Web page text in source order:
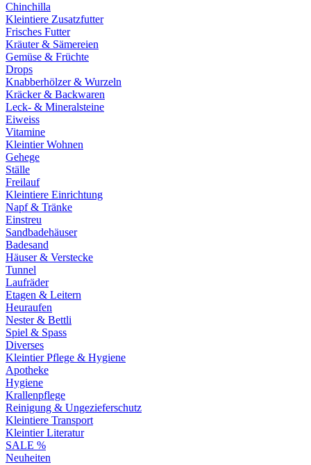
Chinchilla
Kleintiere Zusatzfutter
Frisches Futter
Kräuter & Sämereien
Gemüse & Früchte
Drops
Knabberhölzer & Wurzeln
Kräcker & Backwaren
Leck- & Mineralsteine
Eiweiss
Vitamine
Kleintier Wohnen
Gehege
Ställe
Freilauf
Kleintiere Einrichtung
Napf & Tränke
Einstreu
Sandbadehäuser
Badesand
Häuser & Verstecke
Tunnel
Laufräder
Etagen & Leitern
Heuraufen
Nester & Bettli
Spiel & Spass
Diverses
Kleintier Pflege & Hygiene
Apotheke
Hygiene
Krallenpflege
Reinigung & Ungezieferschutz
Kleintiere Transport
Kleintier Literatur
SALE %
Neuheiten